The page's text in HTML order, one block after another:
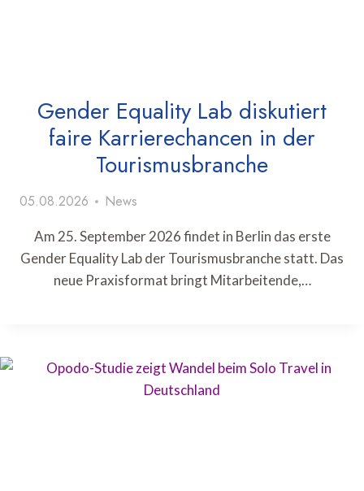
Gender Equality Lab diskutiert
faire Karrierechancen in der
Tourismusbranche
05.08.2026 News
Am 25. September 2026 findet in Berlin das erste
Gender Equality Lab der Tourismusbranche statt. Das
neue Praxisformat bringt Mitarbeitende,…